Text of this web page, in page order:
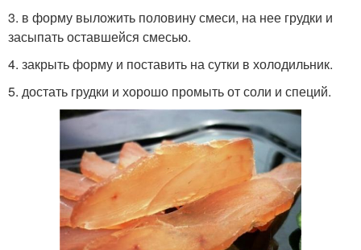
3. в форму выложить половину смеси, на нее грудки и
засыпать оставшейся смесью.
4. закрыть форму и поставить на сутки в холодильник.
5. достать грудки и хорошо промыть от соли и специй.